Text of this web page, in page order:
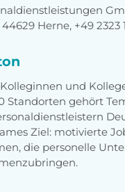
44629 Herne, +49 2323
Kolleginnen und
Standorten gehört
Ziel: motivierte
die personelle